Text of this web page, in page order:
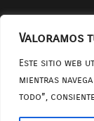
Valoramos
Este sitio web
mientras
todo”,